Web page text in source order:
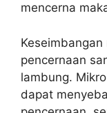
mencerna
pencernaan
lambung.
dapat